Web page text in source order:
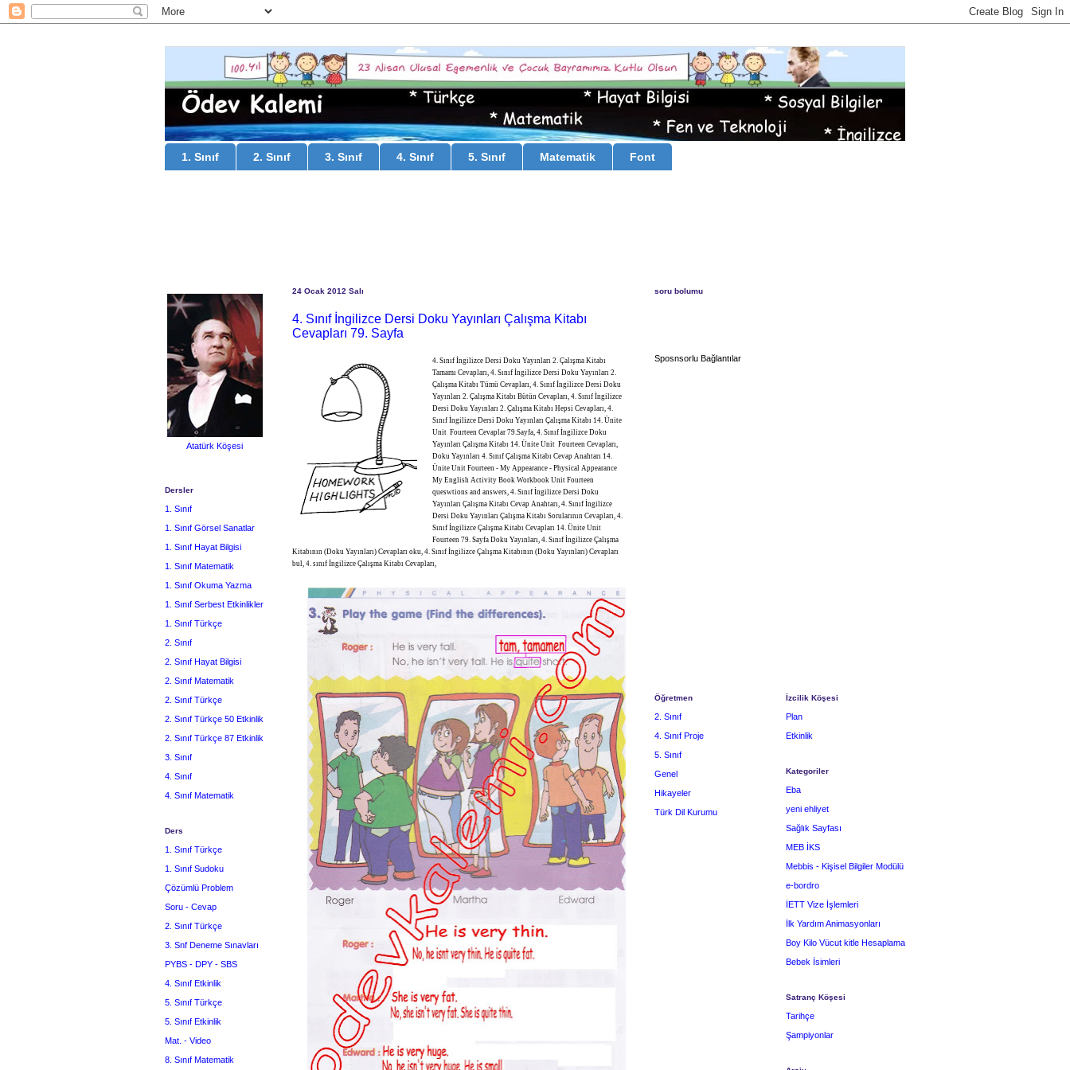
1. Sınıf 2. Sınıf 3. Sınıf 4. Sınıf 5. Sınıf Matematik Font
24 Ocak 2012 Salı
4. Sınıf İngilizce Dersi Doku Yayınları Çalışma Kitabı
Cevapları 79. Sayfa
4. Sınıf İngilizce Dersi Doku Yayınları 2. Çalışma Kitabı
Tamamı Cevapları, 4. Sınıf İngilizce Dersi Doku Yayınları 2.
Çalışma Kitabı Tümü Cevapları, 4. Sınıf İngilizce Dersi Doku
Yayınları 2. Çalışma Kitabı Bütün Cevapları, 4. Sınıf İngilizce
Dersi Doku Yayınları 2. Çalışma Kitabı Hepsi Cevapları, 4.
Sınıf İngilizce Dersi Doku Yayınları Çalışma Kitabı 14. Ünite
Unit Fourteen Cevaplar 79.Sayfa, 4. Sınıf İngilizce Doku
Yayınları Çalışma Kitabı 14. Ünite Unit Fourteen Cevapları,
Doku Yayınları 4. Sınıf Çalışma Kitabı Cevap Anahtarı 14.
Ünite Unit Fourteen - My Appearance - Physical Appearance
My English Activity Book Workbook Unit Fourteen
queswtions and answers, 4. Sınıf İngilizce Dersi Doku
Yayınları Çalışma Kitabı Cevap Anahtarı, 4. Sınıf İngilizce
Dersi Doku Yayınları Çalışma Kitabı Sorularının Cevapları, 4.
Sınıf İngilizce Çalışma Kitabı Cevapları 14. Ünite Unit
Fourteen 79. Sayfa Doku Yayınları, 4. Sınıf İngilizce Çalışma
Kitabının (Doku Yayınları) Cevapları oku, 4. Sınıf İngilizce Çalışma Kitabının (Doku Yayınları) Cevapları
bul, 4. sınıf İngilizce Çalışma Kitabı Cevapları,
Atatürk Köşesi
Dersler
1. Sınıf
1. Sınıf Görsel Sanatlar
1. Sınıf Hayat Bilgisi
1. Sınıf Matematik
1. Sınıf Okuma Yazma
1. Sınıf Serbest Etkinlikler
1. Sınıf Türkçe
2. Sınıf
2. Sınıf Hayat Bilgisi
2. Sınıf Matematik
2. Sınıf Türkçe
2. Sınıf Türkçe 50 Etkinlik
2. Sınıf Türkçe 87 Etkinlik
3. Sınıf
4. Sınıf
4. Sınıf Matematik
Ders
1. Sınıf Türkçe
1. Sınıf Sudoku
Çözümlü Problem
Soru - Cevap
2. Sınıf Türkçe
3. Snf Deneme Sınavları
PYBS - DPY - SBS
4. Sınıf Etkinlik
5. Sınıf Türkçe
5. Sınıf Etkinlik
Mat. - Video
8. Sınıf Matematik
soru bolumu
Sposnsorlu Bağlantılar
Öğretmen
2. Sınıf
4. Sınıf Proje
5. Sınıf
Genel
Hikayeler
Türk Dil Kurumu
İzcilik Köşesi
Plan
Etkinlik
Kategoriler
Eba
yeni ehliyet
Sağlık Sayfası
MEB İKS
Mebbis - Kişisel Bilgiler Modülü
e-bordro
İETT Vize İşlemleri
İlk Yardım Animasyonları
Boy Kilo Vücut kitle Hesaplama
Bebek İsimleri
Satranç Köşesi
Tarihçe
Şampiyonlar